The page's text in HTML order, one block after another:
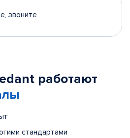
звоните
работают
стандартами